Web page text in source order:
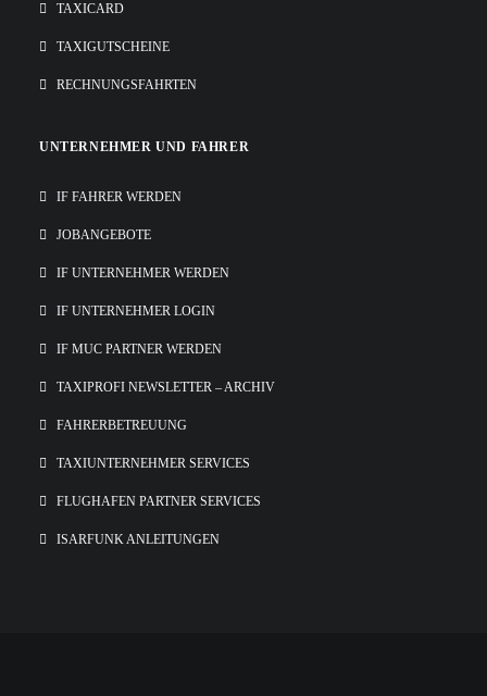
TAXICARD
TAXIGUTSCHEINE
RECHNUNGSFAHRTEN
UNTERNEHMER UND FAHRER
IF FAHRER WERDEN
JOBANGEBOTE
IF UNTERNEHMER WERDEN
IF UNTERNEHMER LOGIN
IF MUC PARTNER WERDEN
TAXIPROFI NEWSLETTER – ARCHIV
FAHRERBETREUUNG
TAXIUNTERNEHMER SERVICES
FLUGHAFEN PARTNER SERVICES
ISARFUNK ANLEITUNGEN